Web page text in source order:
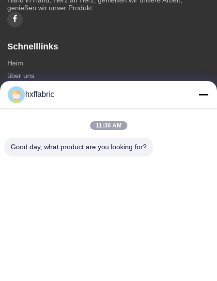
genießen wir unser Produkt.
Schnelllinks
Heim
über uns
produits
Kontaktieren Sie uns
SBR Neoprenstoff
hxffabric
11:36 AM
Good day, what product are you looking for?